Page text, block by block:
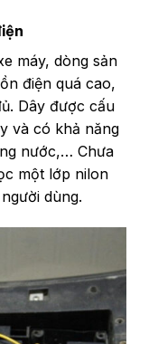
máy, dòng sản
điện quá cao,
Dây được cấu
và có khả năng
nước,… Chưa
một lớp nilon
dùng.